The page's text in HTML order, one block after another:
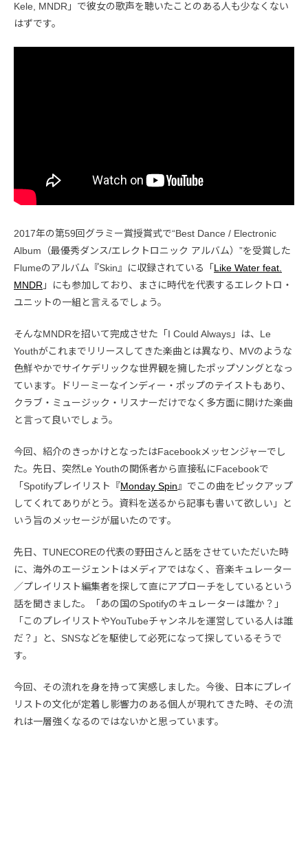
Kele, MNDR」で彼女の歌声を聴いたことのある人も少なくない
はずです。
2017年の第59回グラミー賞授賞式で“Best Dance / Electronic
Album（最優秀ダンス/エレクトロニック アルバム）”を受賞した
Flumeのアルバム『Skin』に収録されている「 Like Water feat.
MNDR 」にも参加しており、まさに時代を代表するエレクトロ・
ユニットの一組と言えるでしょう。
そんなMNDRを招いて完成させた「I Could Always」は、Le
Youthがこれまでリリースしてきた楽曲とは異なり、MVのような
色鮮やかでサイケデリックな世界観を擁したポップソングとなっ
ています。ドリーミーなインディー・ポップのテイストもあり、
クラブ・ミュージック・リスナーだけでなく多方面に開けた楽曲
と言って良いでしょう。
今回、紹介のきっかけとなったはFacebookメッセンジャーでし
た。先日、突然Le Youthの関係者から直接私にFacebookで
「Spotifyプレイリスト『Monday Spin 』でこの曲をピックアップ
してくれてありがとう。資料を送るから記事も書いて欲しい」と
いう旨のメッセージが届いたのです。
先日、TUNECOREの代表の野田さんと話をさせていただいた時
に、海外のエージェントはメディアではなく、音楽キュレーター
／プレイリスト編集者を探して直にアプローチをしているという
話を聞きました。「あの国のSpotifyのキュレーターは誰か？」
「このプレイリストやYouTubeチャンネルを運営している人は誰
だ？」と、SNSなどを駆使して必死になって探しているそうで
す。
今回、その流れを身を持って実感しました。今後、日本にプレイ
リストの文化が定着し影響力のある個人が現れてきた時、その流
れは一層強くなるのではないかと思っています。